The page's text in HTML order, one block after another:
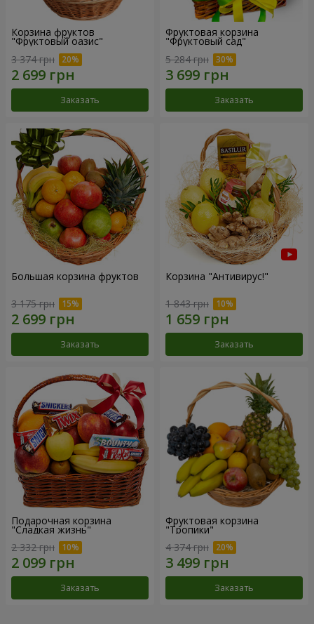
Корзина фруктов
"Фруктовый оазис"
3 374 грн
Заказать
Фруктовая корзина
"Фруктовый сад"
5 284 грн
Заказать
Большая корзина фруктов
3 175 грн
Заказать
Корзина "Антивирус!"
1 843 грн
Заказать
Подарочная корзина
"Сладкая жизнь"
2 332 грн
Заказать
Фруктовая корзина
"Тропики"
4 374 грн
Заказать